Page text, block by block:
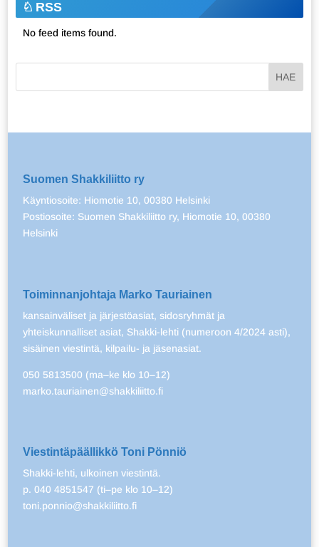
RSS
No feed items found.
Suomen Shakkiliitto ry
Käyntiosoite: Hiomotie 10, 00380 Helsinki
Postiosoite: Suomen Shakkiliitto ry, Hiomotie 10, 00380
Helsinki
Toiminnanjohtaja Marko Tauriainen
kansainväliset ja järjestöasiat, sidosryhmät ja
yhteiskunnalliset asiat, Shakki-lehti (numeroon 4/2024 asti),
sisäinen viestintä, kilpailu- ja jäsenasiat.
050 5813500 (ma–ke klo 10–12)
marko.tauriainen@shakkiliitto.fi
Viestintäpäällikkö Toni Pönniö
Shakki-lehti, ulkoinen viestintä.
p. 040 4851547 (ti–pe klo 10–12)
toni.ponnio@shakkiliitto.fi